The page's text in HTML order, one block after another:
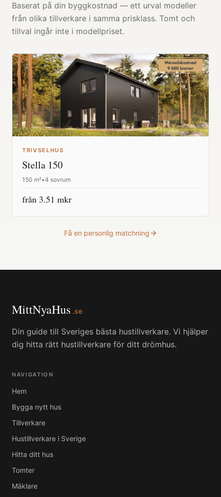
Baserat på din byggkostnad — ett urval modeller
från olika tillverkare i samma prisklass. Tomt och
tillval ingår inte i modellpriset.
TRIVSELHUS
Stella 150
150 m²•4 sovrum
från 3.51 mkr
Få en personlig matchning
MittNyaHus .se
Din guide till Sveriges bästa hustillverkare. Vi hjälper
dig hitta rätt hustillverkare för ditt drömhus.
NAVIGATION
Hem
Bygga nytt hus
Tillverkare
Hustillverkare i Sverige
Hitta ditt hus
Tomter
Mäklare